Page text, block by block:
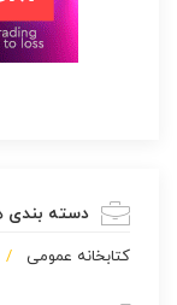
دسته بندی
كتابخانه عمومی